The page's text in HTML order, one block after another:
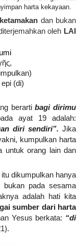
harta kekayaan.
ketamakan dan bukan
oleh LAI
(di)
berartibagi dirimu
ayat 19 adalah:
diri sendiri”. Jika
kumpulkan harta
untuk orang lain dan
dikumpulkan hanya
pada sesama
adalah hati kita
sumber dari harta
Yesus berkata: “di